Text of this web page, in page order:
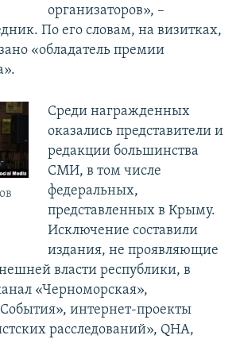
организаторов», –
По его словам, на визитках,
«обладатель премии
Среди награжденных
оказались представители и
редакции большинства
СМИ, в том числе
федеральных,
представленных в Крыму.
Исключение составили
издания, не проявляющие
власти республики, в
«Черноморская»,
интернет-проекты
расследований», QHA,